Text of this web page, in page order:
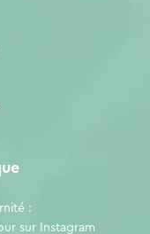
:
sur
Instagram